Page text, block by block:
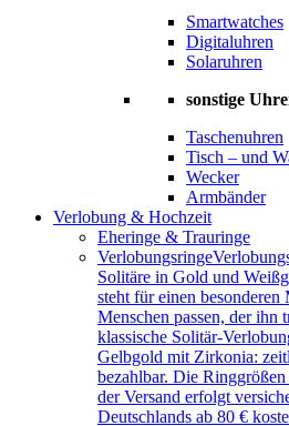
Smartwatches
Digitaluhren
Solaruhren
sonstige
Taschenuhren
Tisch – und
Wecker
Armbänder
Verlobung & Hochzeit
Eheringe & Trauringe
Verlobungsringe
Solitäre in Gold und
steht für einen
Menschen passen, der ihn
klassische Solitär-
Gelbgold mit Zirkonia:
bezahlbar. Die
der Versand erfolgt
Deutschlands ab 80 €